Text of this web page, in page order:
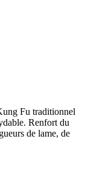
Fu traditionnel
Renfort du
de lame, de